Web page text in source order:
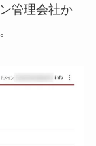
管理会社か